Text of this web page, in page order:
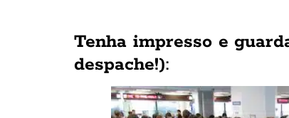
Tenha impresso e
despache!):